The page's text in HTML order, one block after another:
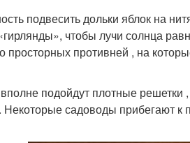
подвесить дольки яблок на
чтобы лучи солнца
просторных противней , на
подойдут плотные решетки
садоводы прибегают к